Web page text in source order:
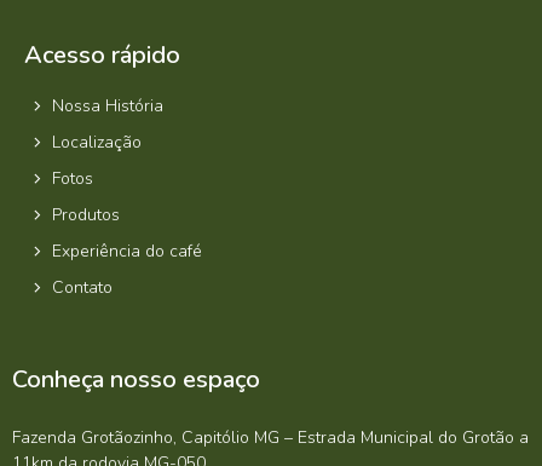
Acesso rápido
Nossa História
Localização
Fotos
Produtos
Experiência do café
Contato
Conheça nosso espaço
Fazenda Grotãozinho, Capitólio MG – Estrada Municipal do Grotão a